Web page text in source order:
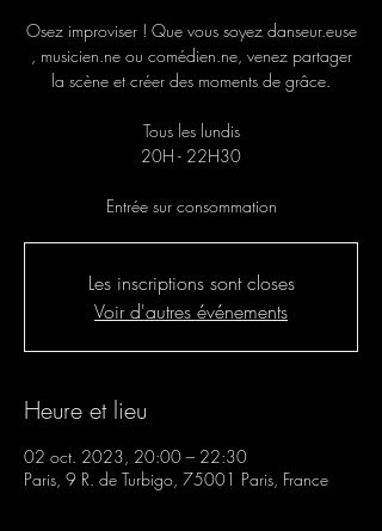
Osez improviser ! Que vous soyez danseur.euse
, musicien.ne ou comédien.ne, venez partager
la scène et créer des moments de grâce.
Tous les lundis
20H - 22H30
Entrée sur consommation
Les inscriptions sont closes
Voir d'autres événements
Heure et lieu
02 oct. 2023, 20:00 – 22:30
Paris, 9 R. de Turbigo, 75001 Paris, France